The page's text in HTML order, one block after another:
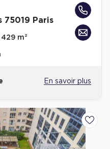
(Lyon)
75019 Paris
429 m²
En savoir plus